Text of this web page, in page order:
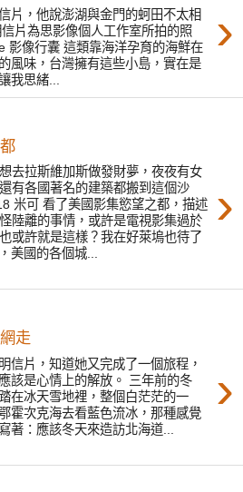
›
片，他說澎湖與金門的蚵田不太相
片為思影像個人工作室所拍的照
影像行囊 這類靠海洋孕育的海鮮在
風味，台灣擁有這些小島，實在是
我思緒...
›
去拉斯維加斯做發財夢，夜夜有女
有各國著名的建築都搬到這個沙
米可 看了美國影集慾望之都，描述
陸離的事情，或許是電視影集過於
或許就是這樣？我在好萊塢也待了
美國的各個城...
走
›
信片，知道她又完成了一個旅程，
該是心情上的解放。 三年前的冬
在冰天雪地裡，整個白茫茫的一
霍次克海去看藍色流冰，那種感覺
著：應該冬天來造訪北海道...